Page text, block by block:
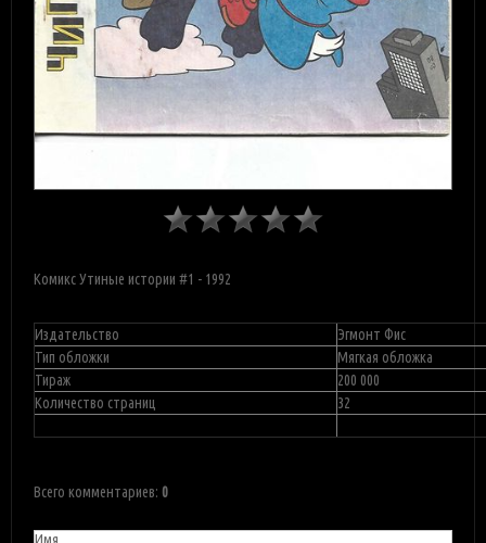
Комикс Утиные истории #1 - 1992
Издательство
Эгмонт Фис
Тип обложки
Мягкая обложка
Тираж
200 000
Количество страниц
32
Всего комментариев: 0